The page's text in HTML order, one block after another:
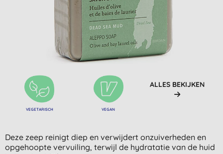
VEGETARISCH VEGAN
ALLES BEKIJKEN
Deze zeep reinigt diep en verwijdert onzuiverheden en
opgehoopte vervuiling, terwijl de hydratatie van de huid